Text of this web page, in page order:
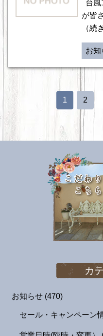
台風
が皆
（続
お知
1 2
カ
お知らせ (470)
セール・キャンペーン